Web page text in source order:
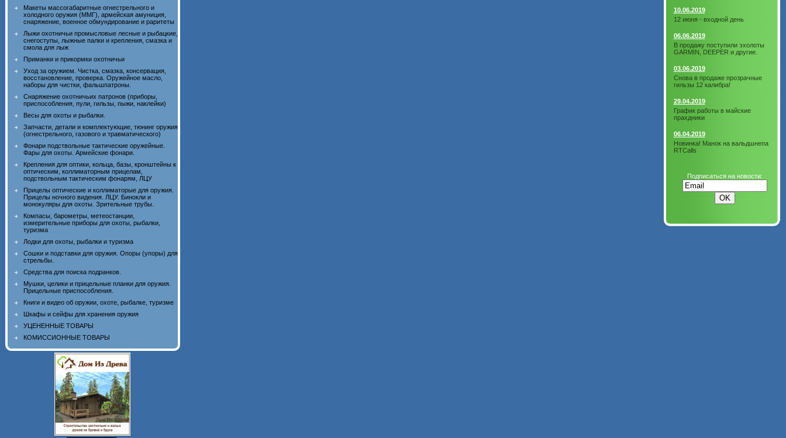
Макеты массогабаритные огнестрельного и
холодного оружия (ММГ), армейская амуниция,
снаряжение, военное обмундирование и раритеты
Лыжи охотничьи промысловые лесные и рыбацкие,
снегоступы, лыжные палки и крепления, смазка и
смола для лыж
Приманки и прикормки охотничьи
Уход за оружием. Чистка, смазка, консервация,
восстановление, проверка. Оружейное масло,
наборы для чистки, фальшпатроны.
Снаряжение охотничьих патронов (приборы,
приспособления, пули, гильзы, пыжи, наклейки)
Весы для охоты и рыбалки.
Запчасти, детали и комплектующие, тюнинг оружия
(огнестрельного, газового и травматического)
Фонари подствольные тактические оружейные.
Фары для охоты. Армейские фонари.
Крепления для оптики, кольца, базы, кронштейны к
оптическим, коллиматорным прицелам,
подствольным тактическим фонарям, ЛЦУ
Прицелы оптические и коллиматорые для оружия.
Прицелы ночного видения. ЛЦУ. Бинокли и
монокуляры для охоты. Зрительные трубы.
Компасы, барометры, метеостанции,
измерительные приборы для охоты, рыбалки,
туризма
Лодки для охоты, рыбалки и туризма
Сошки и подставки для оружия. Опоры (упоры) для
стрельбы.
Средства для поиска подранков.
Мушки, целики и прицельные планки для оружия.
Прицельные приспособления.
Книги и видео об оружии, охоте, рыбалке, туризме
Шкафы и сейфы для хранения оружия
УЦЕНЕННЫЕ ТОВАРЫ
КОМИССИОННЫЕ ТОВАРЫ
10.06.2019
12 июня - входной день
06.06.2019
В продажу поступили эхолоты
GARMIN, DEEPER и другие.
03.06.2019
Снова в продаже прозрачные
гильзы 12 калибра!
29.04.2019
График работы в майские
прахдники
06.04.2019
Новинка! Манок на вальдшнепа
RTCalls
Подписаться на новости: